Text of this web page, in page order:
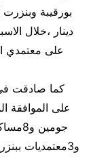
دينار ،خلال
على معتمدي
كما صادقت في